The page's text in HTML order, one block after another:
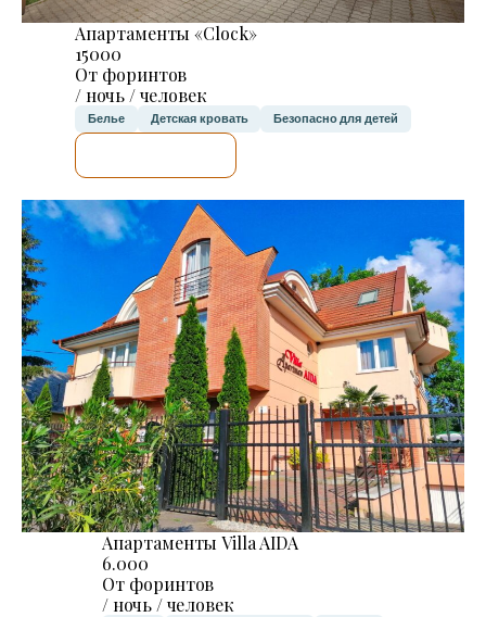
Апартаменты «Clock»
15000
От форинтов
/ ночь / человек
Белье Детская кровать Безопасно для детей
Апартаменты Villa AIDA
6.000
От форинтов
/ ночь / человек